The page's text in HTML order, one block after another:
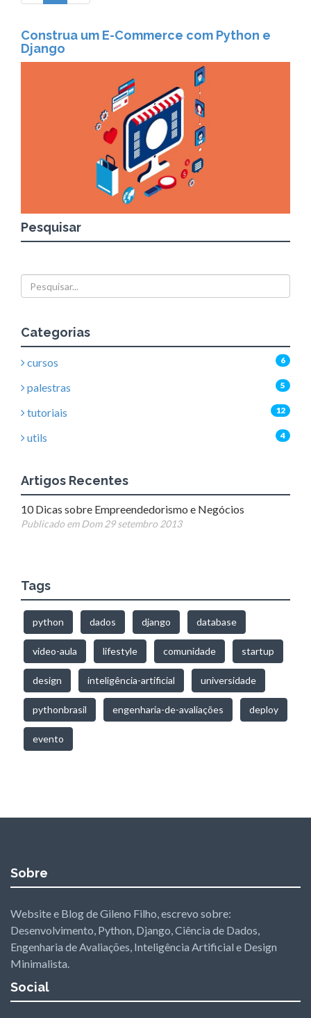
Construa um E-Commerce com Python e
Django
Pesquisar
Categorias
cursos 6
palestras 5
tutoriais 12
utils 4
Artigos Recentes
10 Dicas sobre Empreendedorismo e Negócios
Publicado em Dom 29 setembro 2013
Tags
python dados django database
video-aula lifestyle comunidade startup
design inteligência-artificial universidade
pythonbrasil engenharia-de-avaliações deploy
evento
Sobre
Website e Blog de Gileno Filho, escrevo sobre:
Desenvolvimento, Python, Django, Ciência de Dados,
Engenharia de Avaliações, Inteligência Artificial e Design
Minimalista.
Social